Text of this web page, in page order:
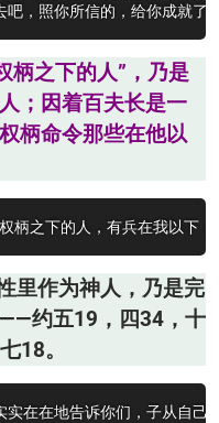
，照你所信的，给你成就了
柄之下的人”，乃是
；因着百夫长是一
柄命令那些在他以
柄之下的人，有兵在我以下；
里作为神人，乃是完
约五19，四34，十
18。
在在地告诉你们，子从自己